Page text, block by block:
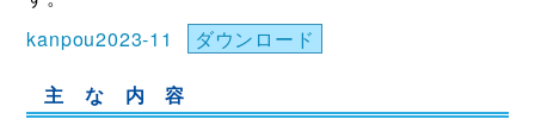
kanpou2023-11
ダウンロード
主 な 内 容